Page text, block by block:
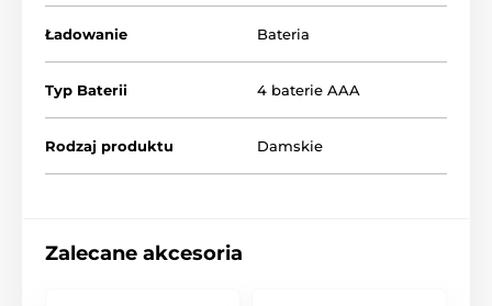
Ładowanie Bateria
Typ Baterii 4 baterie AAA
Rodzaj produktu Damskie
Zalecane akcesoria